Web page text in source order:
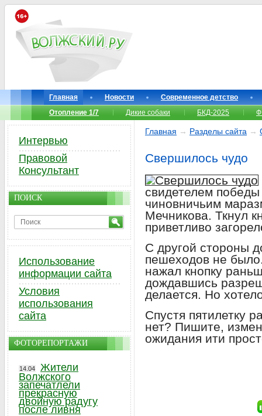
Главная Новости
Современное детство
Отопление 1/7
Дикие собаки БКД-2025
Главная → Разделы сайта →
Свершилось чудо
свидетелем
чиновничьим
Мечникова. Ткнул
приветливо
С другой стороны
пешеходов не
нажал кнопку
дождавшись
делается. Но
Спустя пятилетку
нет? Пишите,
ожидания ити
Интервью
Правовой
Консультант
ПОИСК
Использование
информации сайта
Условия
использования
сайта
ФОТОРЕПОРТАЖИ
14.04
Жители
Волжского
запечатлели
прекрасную
двойную радугу
после ливня